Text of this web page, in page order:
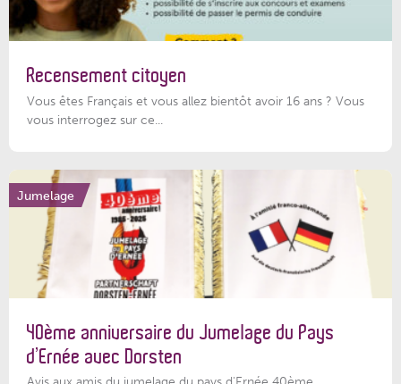
Recensement citoyen
Vous êtes Français et vous allez bientôt avoir 16 ans ? Vous
vous interrogez sur ce...
Jumelage
40ème anniversaire du Jumelage du Pays
d’Ernée avec Dorsten